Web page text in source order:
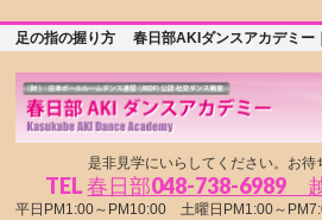
足の指の握り方 春日部AKIダンスアカデミー
是非見学にいらしてください。お待
TEL春日部048-738-6989
平日PM1:00～PM10:00 土曜日PM1:00～